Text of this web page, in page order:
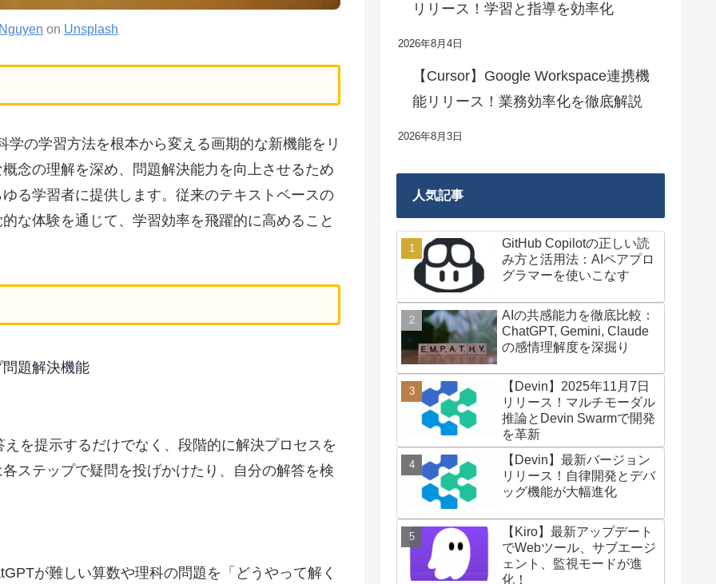
on Unsplash
の学習方法を根本から変える画期的な新機能をリ
念の理解を深め、問題解決能力を向上させるため
る学習者に提供します。従来のテキストベースの
な体験を通じて、学習効率を飛躍的に高めること
題解決機能
を提示するだけでなく、段階的に解決プロセスを
ステップで疑問を投げかけたり、自分の解答を検
が難しい算数や理科の問題を「どうやって解く
リリース！学習と指導を効率化
2026年8月4日
【Cursor】Google Workspace連携機
能リリース！業務効率化を徹底解説
2026年8月3日
人気記事
GitHub Copilotの正しい読
み方と活用法：AIペアプロ
グラマーを使いこなす
AIの共感能力を徹底比較：
ChatGPT, Gemini, Claude
の感情理解度を深掘り
【Devin】2025年11月7日
リリース！マルチモーダル
推論とDevin Swarmで開発
を革新
【Devin】最新バージョン
リリース！自律開発とデバ
ッグ機能が大幅進化
【Kiro】最新アップデート
でWebツール、サブエージ
ェント、監視モードが進
化！